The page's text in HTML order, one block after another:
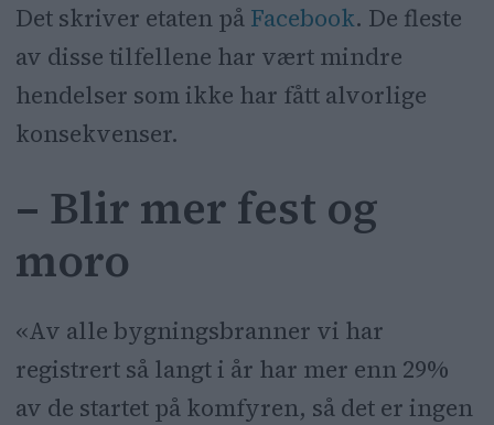
Det skriver etaten på Facebook. De fleste
av disse tilfellene har vært mindre
hendelser som ikke har fått alvorlige
konsekvenser.
– Blir mer fest og
moro
«Av alle bygningsbranner vi har
registrert så langt i år har mer enn 29%
av de startet på komfyren, så det er ingen